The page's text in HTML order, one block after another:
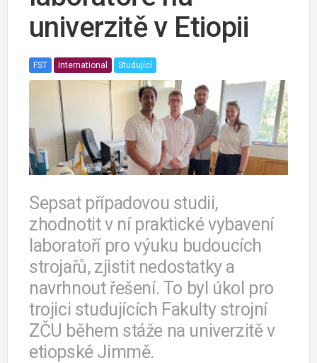
univerzitě v Etiopii
FST International Studující
Sepsat případovou studii,
zhodnotit v ní praktické vybavení
laboratoří pro výuku budoucích
strojařů, zjistit nedostatky a
navrhnout řešení. To byl úkol pro
trojici studujících Fakulty strojní
ZČU během stáže na univerzitě v
etiopské Jimmě.